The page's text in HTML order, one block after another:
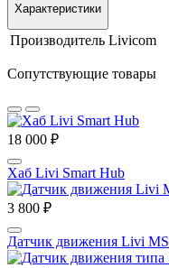
Характеристики
Производитель Livicom
Сопутствующие товары
18 000 ₽
Хаб Livi Smart Hub
3 800 ₽
Датчик движения Livi MS